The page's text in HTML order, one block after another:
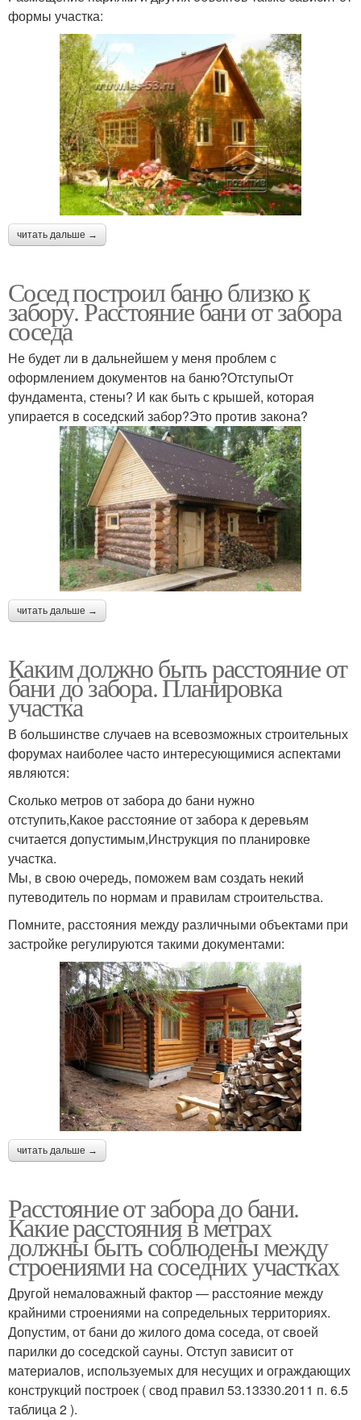
формы участка:
читать дальше →
Сосед построил баню близко к
забору. Расстояние бани от забора
соседа
Не будет ли в дальнейшем у меня проблем с
оформлением документов на баню?ОтступыОт
фундамента, стены? И как быть с крышей, которая
упирается в соседский забор?Это против закона?
читать дальше →
Каким должно быть расстояние от
бани до забора. Планировка
участка
В большинстве случаев на всевозможных строительных
форумах наиболее часто интересующимися аспектами
являются:
Сколько метров от забора до бани нужно
отступить,Какое расстояние от забора к деревьям
считается допустимым,Инструкция по планировке
участка.
Мы, в свою очередь, поможем вам создать некий
путеводитель по нормам и правилам строительства.
Помните, расстояния между различными объектами при
застройке регулируются такими документами:
читать дальше →
Расстояние от забора до бани.
Какие расстояния в метрах
должны быть соблюдены между
строениями на соседних участках
Другой немаловажный фактор — расстояние между
крайними строениями на сопредельных территориях.
Допустим, от бани до жилого дома соседа, от своей
парилки до соседской сауны. Отступ зависит от
материалов, используемых для несущих и ограждающих
конструкций построек ( свод правил 53.13330.2011 п. 6.5
таблица 2 ).